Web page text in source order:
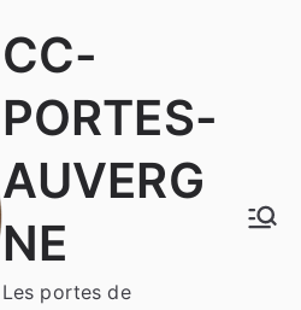
CC-
PORTES-
AUVERG
NE
Les portes de